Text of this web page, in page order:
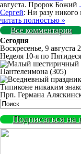
августа. Пророк Божий
Сергей: Ни разу никого
читать полностью »
Все комментарии
Сегодня
Воскресенье, 9 августа
Неделя 10-я по
Пантелеимона (305)
Прп. Германа
Подписаться на